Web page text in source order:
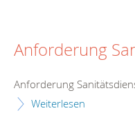
Anforderung
Anforderung
Weiterlesen